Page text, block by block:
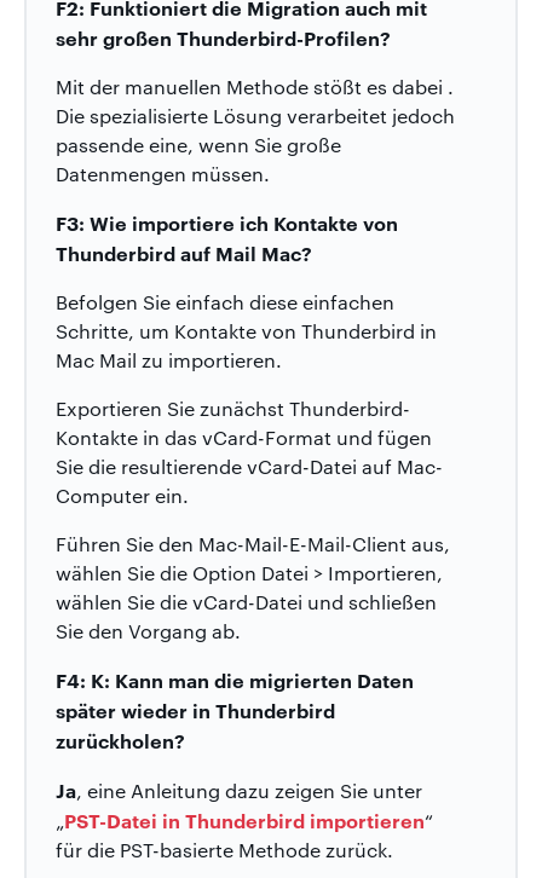
F2: Funktioniert die Migration auch mit
sehr großen Thunderbird-Profilen?
Mit der manuellen Methode stößt es dabei .
Die spezialisierte Lösung verarbeitet jedoch
passende eine, wenn Sie große
Datenmengen müssen.
F3: Wie importiere ich Kontakte von
Thunderbird auf Mail Mac?
Befolgen Sie einfach diese einfachen
Schritte, um Kontakte von Thunderbird in
Mac Mail zu importieren.
Exportieren Sie zunächst Thunderbird-
Kontakte in das vCard-Format und fügen
Sie die resultierende vCard-Datei auf Mac-
Computer ein.
Führen Sie den Mac-Mail-E-Mail-Client aus,
wählen Sie die Option Datei > Importieren,
wählen Sie die vCard-Datei und schließen
Sie den Vorgang ab.
F4: K: Kann man die migrierten Daten
später wieder in Thunderbird
zurückholen?
Ja, eine Anleitung dazu zeigen Sie unter
„PST-Datei in Thunderbird importieren“
für die PST-basierte Methode zurück.